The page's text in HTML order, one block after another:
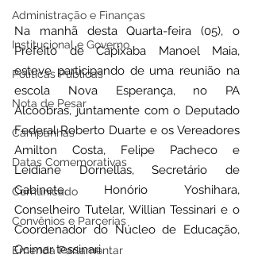
Administração e Finanças
Institucional e Governo
Políticas Públicas
Nota de Pesar
Campanhas
Datas Comemorativas
Comunicado
Convênios e Parcerias
Emenda Parlamentar
Na manhã desta Quarta-feira (05), o
Prefeito de Capixaba Manoel Maia,
esteve participando de uma reunião na
escola Nova Esperança, no PA
Alcoobras, juntamente com o Deputado
Federal Roberto Duarte e os Vereadores
Amilton Costa, Felipe Pacheco e
Leidiane Dornellas, Secretário de
Gabinete, Honório Yoshihara,
Conselheiro Tutelar, Willian Tessinari e o
Coordenador do Núcleo de Educação,
Ocimar tessinari.